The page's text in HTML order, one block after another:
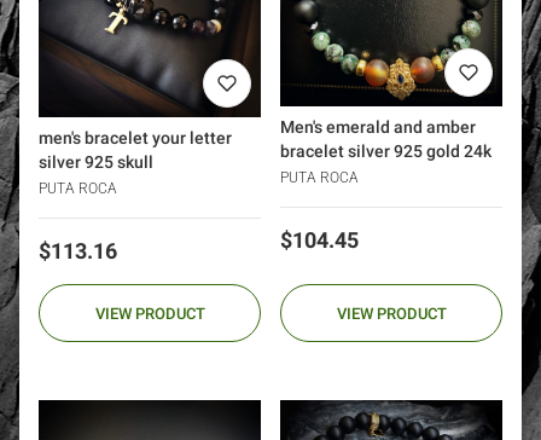
men's bracelet your letter
silver 925 skull
PUTA ROCA
Price
$113.16
VIEW PRODUCT
Men's emerald and amber
bracelet silver 925 gold 24k
PUTA ROCA
Price
$104.45
VIEW PRODUCT